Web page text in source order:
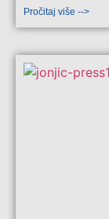
Pročitaj više -->